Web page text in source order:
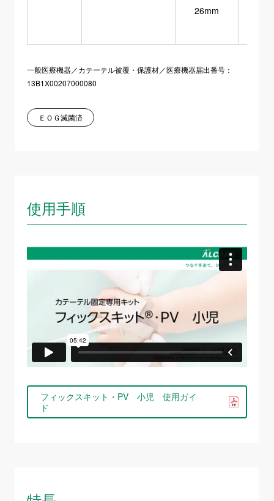
26mm
一般医療機器／カテーテル被覆・保護材／医療機器届出番号：
13B1X00207000080
ＥＯＧ滅菌済
使用手順
フィックスキット・PV 小児 使用ガイ
ド